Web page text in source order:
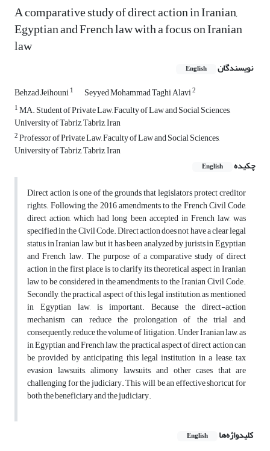
A comparative study of direct action in Iranian,
Egyptian and French law with a focus on Iranian
law
نویسندگان English
Behzad Jeihouni1 Seyyed Mohammad Taghi Alavi2
1MA. Student of Private Law, Faculty of Law and Social Sciences,
University of Tabriz, Tabriz, Iran
2Professor of Private Law, Faculty of Law and Social Sciences,
University of Tabriz, Tabriz, Iran
چکیده
English
Direct action is one of the grounds that legislators protect creditor
rights. Following the 2016 amendments to the French Civil Code,
direct action, which had long been accepted in French law, was
specified in the Civil Code. Direct action does not have a clear legal
status in Iranian law, but it has been analyzed by jurists in Egyptian
and French law. The purpose of a comparative study of direct
action in the first place is to clarify its theoretical aspect in Iranian
law to be considered in the amendments to the Iranian Civil Code.
Secondly, the practical aspect of this legal institution, as mentioned
in Egyptian law, is important. Because the direct-action
mechanism can reduce the prolongation of the trial and,
consequently, reduce the volume of litigation. Under Iranian law, as
in Egyptian and French law, the practical aspect of direct action can
be provided by anticipating this legal institution in a lease, tax
evasion lawsuits, alimony lawsuits, and other cases that are
challenging for the judiciary. This will be an effective shortcut for
both the beneficiary and the judiciary.
کلیدواژه‌ها English